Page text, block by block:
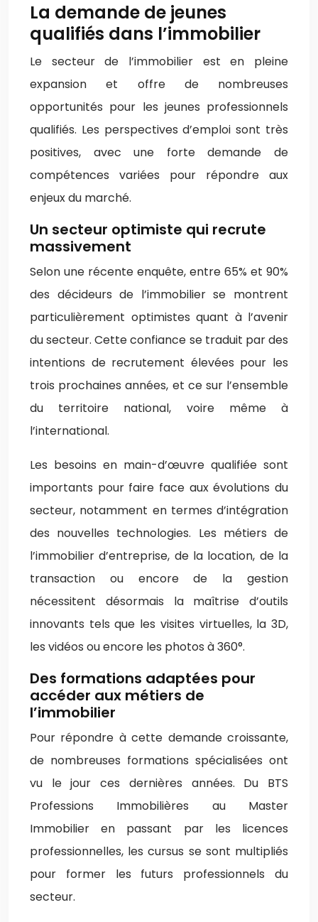
La demande de jeunes
qualifiés dans l’immobilier
Le secteur de l’immobilier est en pleine
expansion et offre de nombreuses
opportunités pour les jeunes professionnels
qualifiés. Les perspectives d’emploi sont très
positives, avec une forte demande de
compétences variées pour répondre aux
enjeux du marché.
Un secteur optimiste qui recrute
massivement
Selon une récente enquête, entre 65% et 90%
des décideurs de l’immobilier se montrent
particulièrement optimistes quant à l’avenir
du secteur. Cette confiance se traduit par des
intentions de recrutement élevées pour les
trois prochaines années, et ce sur l’ensemble
du territoire national, voire même à
l’international.
Les besoins en main-d’œuvre qualifiée sont
importants pour faire face aux évolutions du
secteur, notamment en termes d’intégration
des nouvelles technologies. Les métiers de
l’immobilier d’entreprise, de la location, de la
transaction ou encore de la gestion
nécessitent désormais la maîtrise d’outils
innovants tels que les visites virtuelles, la 3D,
les vidéos ou encore les photos à 360°.
Des formations adaptées pour
accéder aux métiers de
l’immobilier
Pour répondre à cette demande croissante,
de nombreuses formations spécialisées ont
vu le jour ces dernières années. Du BTS
Professions Immobilières au Master
Immobilier en passant par les licences
professionnelles, les cursus se sont multipliés
pour former les futurs professionnels du
secteur.